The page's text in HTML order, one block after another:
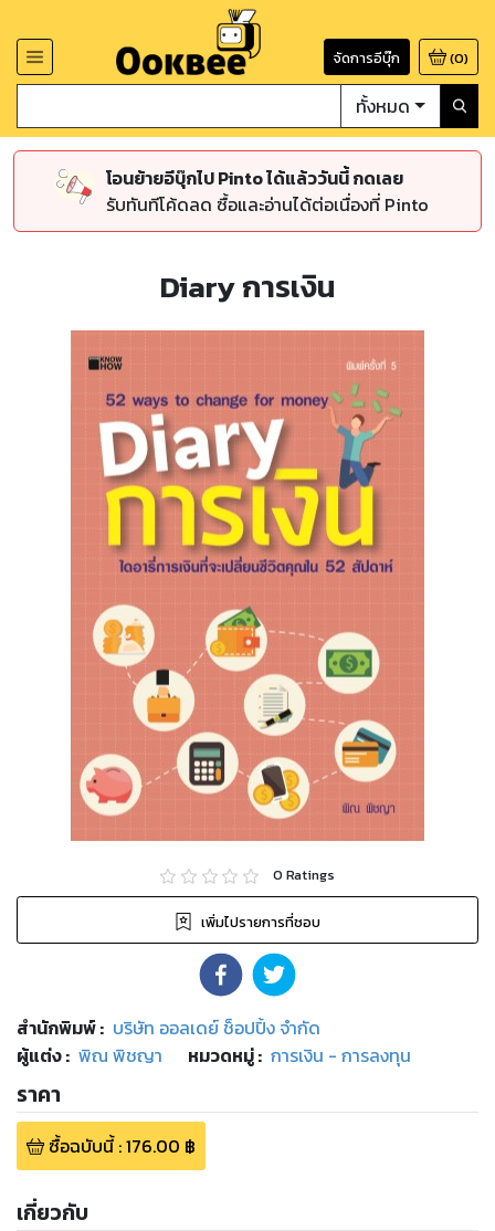
จัดการอีบุ๊ก (0)
ทั้งหมด
โอนย้ายอีบุ๊กไป Pinto ได้แล้ววันนี้ กดเลย
รับทันทีโค้ดลด ซื้อและอ่านได้ต่อเนื่องที่ Pinto
Diary การเงิน
0 Ratings
เพิ่มไปรายการที่ชอบ
สำนักพิมพ์: บริษัท ออลเดย์ ช็อปปิ้ง จำกัด
ผู้แต่ง : พิณ พิชญา หมวดหมู่: การเงิน - การลงทุน
ราคา
ซื้อฉบับนี้:176.00 ฿
เกี่ยวกับ